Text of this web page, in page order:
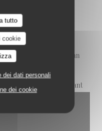
tutto
cookie
dei dati personali
dei cookie
de tram Stade Chaban
à 50m du restaurant